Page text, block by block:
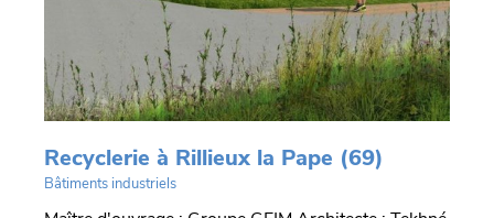
Recyclerie à Rillieux la Pape (69)
Bâtiments industriels